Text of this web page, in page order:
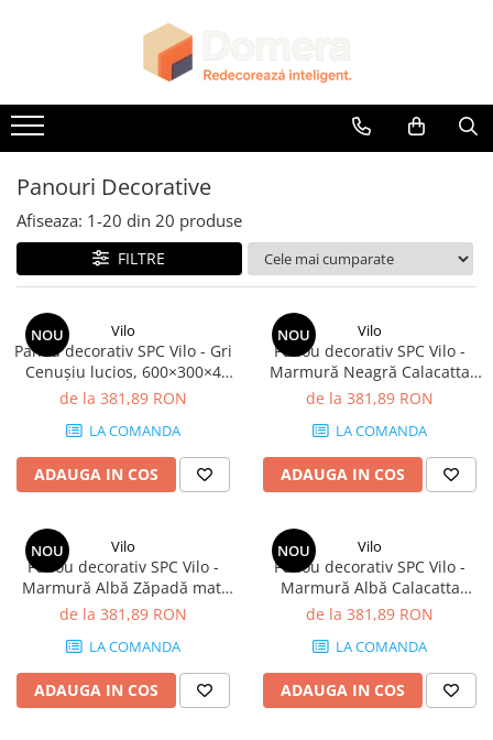
Toate Produsele
Parchet
Parchet SPC
Riflaje Decorative
Riflaj exterior
Riflaje Interioare
Glafuri
Glafuri Exterioare
Plinte, Plinte PVC, Plinte MDF
Plinte PVC
Plinte MDF Premium
Accesorii Plinte
Colt Exterior Plinta
Colt Interior Plinta
Imbinare Plinta
Accesorii
Accesorii Lambriuri
Accesorii Riflaje Decorative
Panouri Decorative
Afiseaza: 1-20 din 20 produse
FILTRE
NOU Vilo
Panou decorativ SPC Vilo - Gri
Cenușiu lucios, 600×300×4
mm, 2.34 mp/cutie (13
de la 381,89 RON
LA COMANDA
ADAUGA IN COS
NOU Vilo
Panou decorativ SPC Vilo -
Marmură Neagră Calacatta
lucios, 600×300×4 mm, 2.34
de la 381,89 RON
LA COMANDA
ADAUGA IN COS
NOU Vilo
Panou decorativ SPC Vilo -
Marmură Albă Zăpadă mat,
600×300×4 mm, 2.34 mp/cutie
de la 381,89 RON
LA COMANDA
ADAUGA IN COS
NOU Vilo
Panou decorativ SPC Vilo -
Marmură Albă Calacatta
lucios, 600×300×4 mm, 2.34
de la 381,89 RON
LA COMANDA
ADAUGA IN COS